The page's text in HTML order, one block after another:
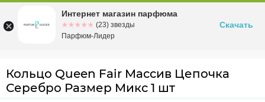
Омскул. Заозерная, 11, к. 1
Кольцо Queen Fair Массив Цепочка
Серебро Размер Микс 1 шт
Интернет магазин парфюма
☆☆☆☆☆
★★★★★ (23) звезды
Парфюм-Лидер
Скачать